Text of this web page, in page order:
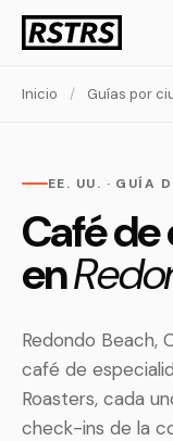
Inicio / Guías por
EE. UU. · GUÍA
Café
en
Redondo Beach,
café de
Roasters, cada
check-ins de la